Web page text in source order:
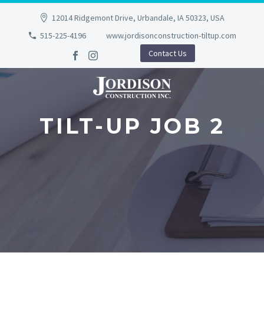
12014 Ridgemont Drive, Urbandale, IA 50323, USA
515-225-4196
www.jordisonconstruction-tiltup.com
Contact Us
TILT-UP JOB 2